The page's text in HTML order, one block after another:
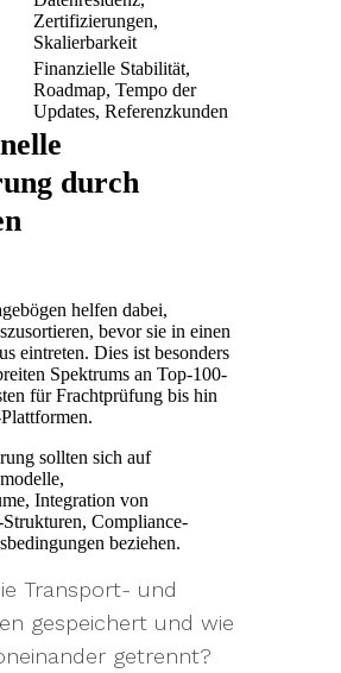
Zertifizierungen,
Skalierbarkeit
Finanzielle Stabilität,
Roadmap, Tempo der
Updates, Referenzkunden
durch
helfen dabei,
bevor sie in einen
eintreten. Dies ist besonders
Spektrums an Top-100-
für Frachtprüfung bis hin
sollten sich auf
Integration von
Compliance-
beziehen.
Transport- und
gespeichert und wie
getrennt?